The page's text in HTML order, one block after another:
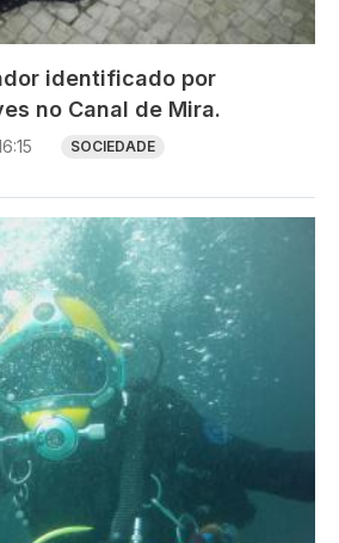
identificado por
no Canal de Mira.
SOCIEDADE